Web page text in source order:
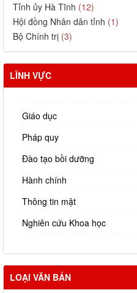
Tỉnh ủy Hà Tĩnh (12)
Hội đồng Nhân dân tỉnh (1)
Bộ Chính trị (3)
LĨNH VỰC
Giáo dục
Pháp quy
Đào tạo bồi dưỡng
Hành chính
Thông tin mật
Nghiên cứu Khoa học
LOẠI VĂN BẢN